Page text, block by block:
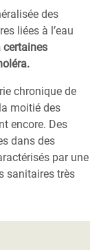
des
liées à l’eau
certaines
chronique de
moitié des
encore. Des
dans des
par une
sanitaires très